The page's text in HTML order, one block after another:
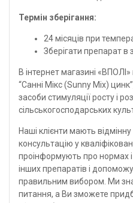
Термін зберігання:
24 місяців при
Зберігати препарат в
В інтернет магазині
“Санні Мікс (Sunny Mix)
засоби стимуляції росту і
сільськогосподарських
Наші клієнти мають
консультацію у
проінформують про нормах
інших препаратів і
правильним вибором. Ми
питання, а Ви зможете